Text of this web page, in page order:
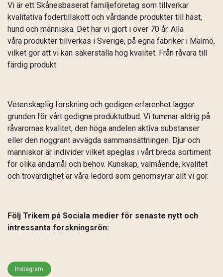
Vi är ett Skånesbaserat familjeföretag som tillverkar
kvalitativa fodertillskott och vårdande produkter till häst,
hund och människa. Det har vi gjort i över 70 år. Alla
våra produkter tillverkas i Sverige, på egna fabriker i Malmö,
vilket gör att vi kan säkerställa hög kvalitet. Från råvara till
färdig produkt.
Vetenskaplig forskning och gedigen erfarenhet lägger
grunden för vårt gedigna produktutbud. Vi tummar aldrig på
råvarornas kvalitet, den höga andelen aktiva substanser
eller den noggrant avvägda sammansättningen. Djur och
människor är individer vilket speglas i vårt breda sortiment
för olika ändamål och behov. Kunskap, välmående, kvalitet
och trovärdighet är våra ledord som genomsyrar allt vi gör.
Följ Trikem på Sociala medier för senaste nytt och
intressanta forskningsrön:
Instagram